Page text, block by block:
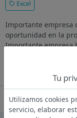
Excel
Importante empresa
oportunidad en la
Importante empresa
perteneciente a un
Tu
Utilizamos cookies
servicio, elaborar